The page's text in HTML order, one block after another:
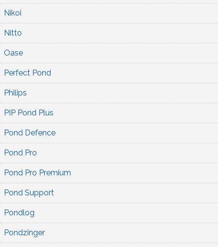
Nikoi
Nitto
Oase
Perfect Pond
Philips
PIP Pond Plus
Pond Defence
Pond Pro
Pond Pro Premium
Pond Support
Pondlog
Pondzinger